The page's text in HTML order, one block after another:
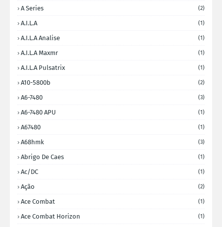
A Series (2)
A.I.L.A (1)
A.I.L.A Analise (1)
A.I.L.A Maxmr (1)
A.I.L.A Pulsatrix (1)
A10-5800b (2)
A6-7480 (3)
A6-7480 APU (1)
A67480 (1)
A68hmk (3)
Abrigo De Caes (1)
Ac/DC (1)
Ação (2)
Ace Combat (1)
Ace Combat Horizon (1)